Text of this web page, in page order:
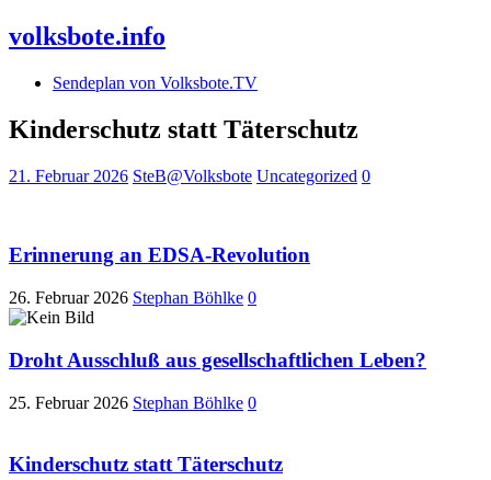
volksbote.info
Sendeplan von Volksbote.TV
Kinderschutz statt Täterschutz
21. Februar 2026 SteB@Volksbote Uncategorized 0
Erinnerung an EDSA-Revolution
26. Februar 2026 Stephan Böhlke 0
Droht Ausschluß aus gesellschaftlichen Leben?
25. Februar 2026 Stephan Böhlke 0
Kinderschutz statt Täterschutz